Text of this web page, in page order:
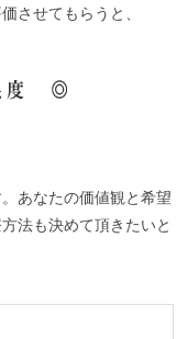
させてもらうと、
あなたの価値観と希望
法も決めて頂きたいと